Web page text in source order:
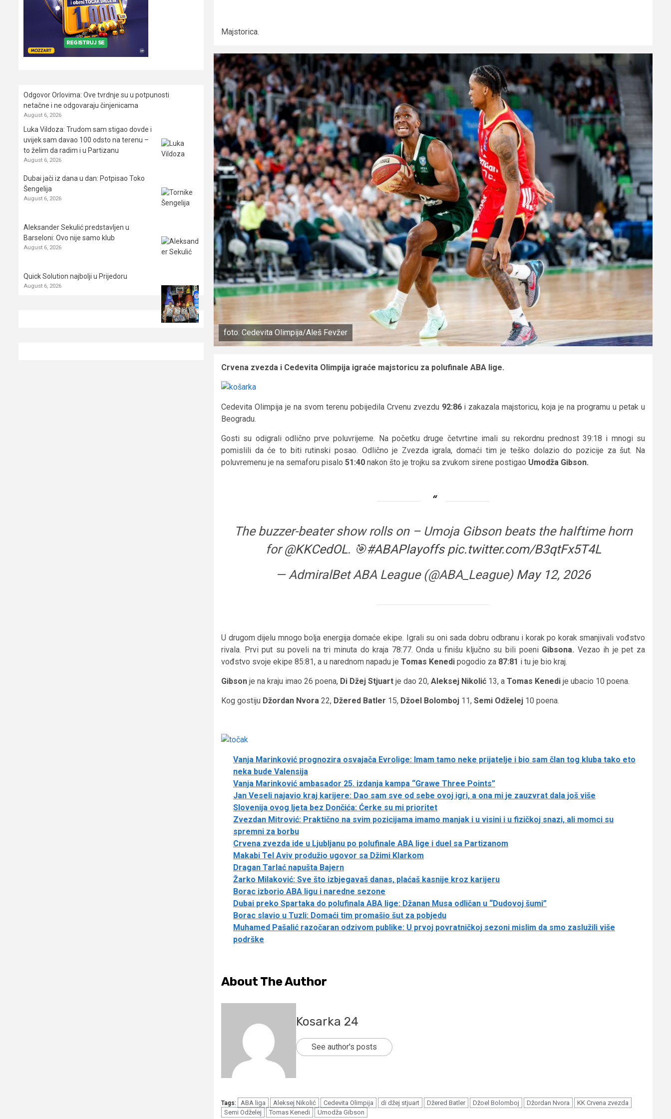
Majstorica.
foto: Cedevita Olimpija/Aleš Fevžer
Crvena zvezda i Cedevita Olimpija igraće majstoricu za polufinale ABA lige.
Cedevita Olimpija je na svom terenu pobijedila Crvenu zvezdu 92:86 i zakazala majstoricu, koja je na programu u petak u
Beogradu.
Gosti su odigrali odlično prve poluvrijeme. Na početku druge četvrtine imali su rekordnu prednost 39:18 i mnogi su
pomislili da će to biti rutinski posao. Odlično je Zvezda igrala, domaći tim je teško dolazio do pozicije za šut. Na
poluvremenu je na semaforu pisalo 51:40 nakon što je trojku sa zvukom sirene postigao Umodža Gibson.
The buzzer-beater show rolls on – Umoja Gibson beats the halftime horn
for@KKCedOL. 🎯#ABAPlayoffs pic.twitter.com/B3qtFx5T4L
— AdmiralBet ABA League (@ABA_League) May 12, 2026
U drugom dijelu mnogo bolja energija domaće ekipe. Igrali su oni sada dobru odbranu i korak po korak smanjivali vođstvo
rivala. Prvi put su poveli na tri minuta do kraja 78:77. Onda u finišu ključno su bili poeniGibsona. Vezao ih je pet za
vođstvo svoje ekipe 85:81, a u narednom napadu je Tomas Kenedi pogodio za 87:81 i tu je bio kraj.
Gibson je na kraju imao 26 poena, Di Džej Stjuart je dao 20, Aleksej Nikolić 13, a Tomas Kenedi je ubacio 10 poena.
Kog gostiju Džordan Nvora 22, Džered Batler 15, Džoel Bolomboj 11, Semi Odželej 10 poena.
Vanja Marinković prognozira osvajača Evrolige: Imam tamo neke prijatelje i bio sam član tog kluba tako eto
neka bude Valensija
Vanja Marinković ambasador 25. izdanja kampa “Grawe Three Points”
Jan Veseli najavio kraj karijere: Dao sam sve od sebe ovoj igri, a ona mi je zauzvrat dala još više
Slovenija ovog ljeta bez Dončića: Ćerke su mi prioritet
Zvezdan Mitrović: Praktično na svim pozicijama imamo manjak i u visini i u fizičkoj snazi, ali momci su
spremni za borbu
Crvena zvezda ide u Ljubljanu po polufinale ABA lige i duel sa Partizanom
Makabi Tel Aviv produžio ugovor sa Džimi Klarkom
Dragan Tarlać napušta Bajern
Žarko Milaković: Sve što izbjegavaš danas, plaćaš kasnije kroz karijeru
Borac izborio ABA ligu i naredne sezone
Dubai preko Spartaka do polufinala ABA lige: Džanan Musa odličan u “Dudovoj šumi”
Borac slavio u Tuzli: Domaći tim promašio šut za pobjedu
Muhamed Pašalić razočaran odzivom publike: U prvoj povratničkoj sezoni mislim da smo zaslužili više
podrške
About The Author
Kosarka 24
See author's posts
Tags: ABA liga Aleksej Nikolić Cedevita Olimpija di džej stjuart Džered Batler Džoel Bolomboj Džordan Nvora
KK Crvena zvezda
Semi Odželej
Tomas Kenedi Umodža Gibson
Odgovor Orlovima: ​Ove tvrdnje su u potpunosti
netačne i ne odgovaraju činjenicama
August 6, 2026
Luka Vildoza: Trudom sam stigao dovde i
uvijek sam davao 100 odsto na terenu –
to želim da radim i u Partizanu
August 6, 2026
Dubai jači iz dana u dan: Potpisao Toko
Šengelija
August 6, 2026
Aleksander Sekulić predstavljen u
Barseloni: Ovo nije samo klub
August 6, 2026
Quick Solution najbolji u Prijedoru
August 6, 2026